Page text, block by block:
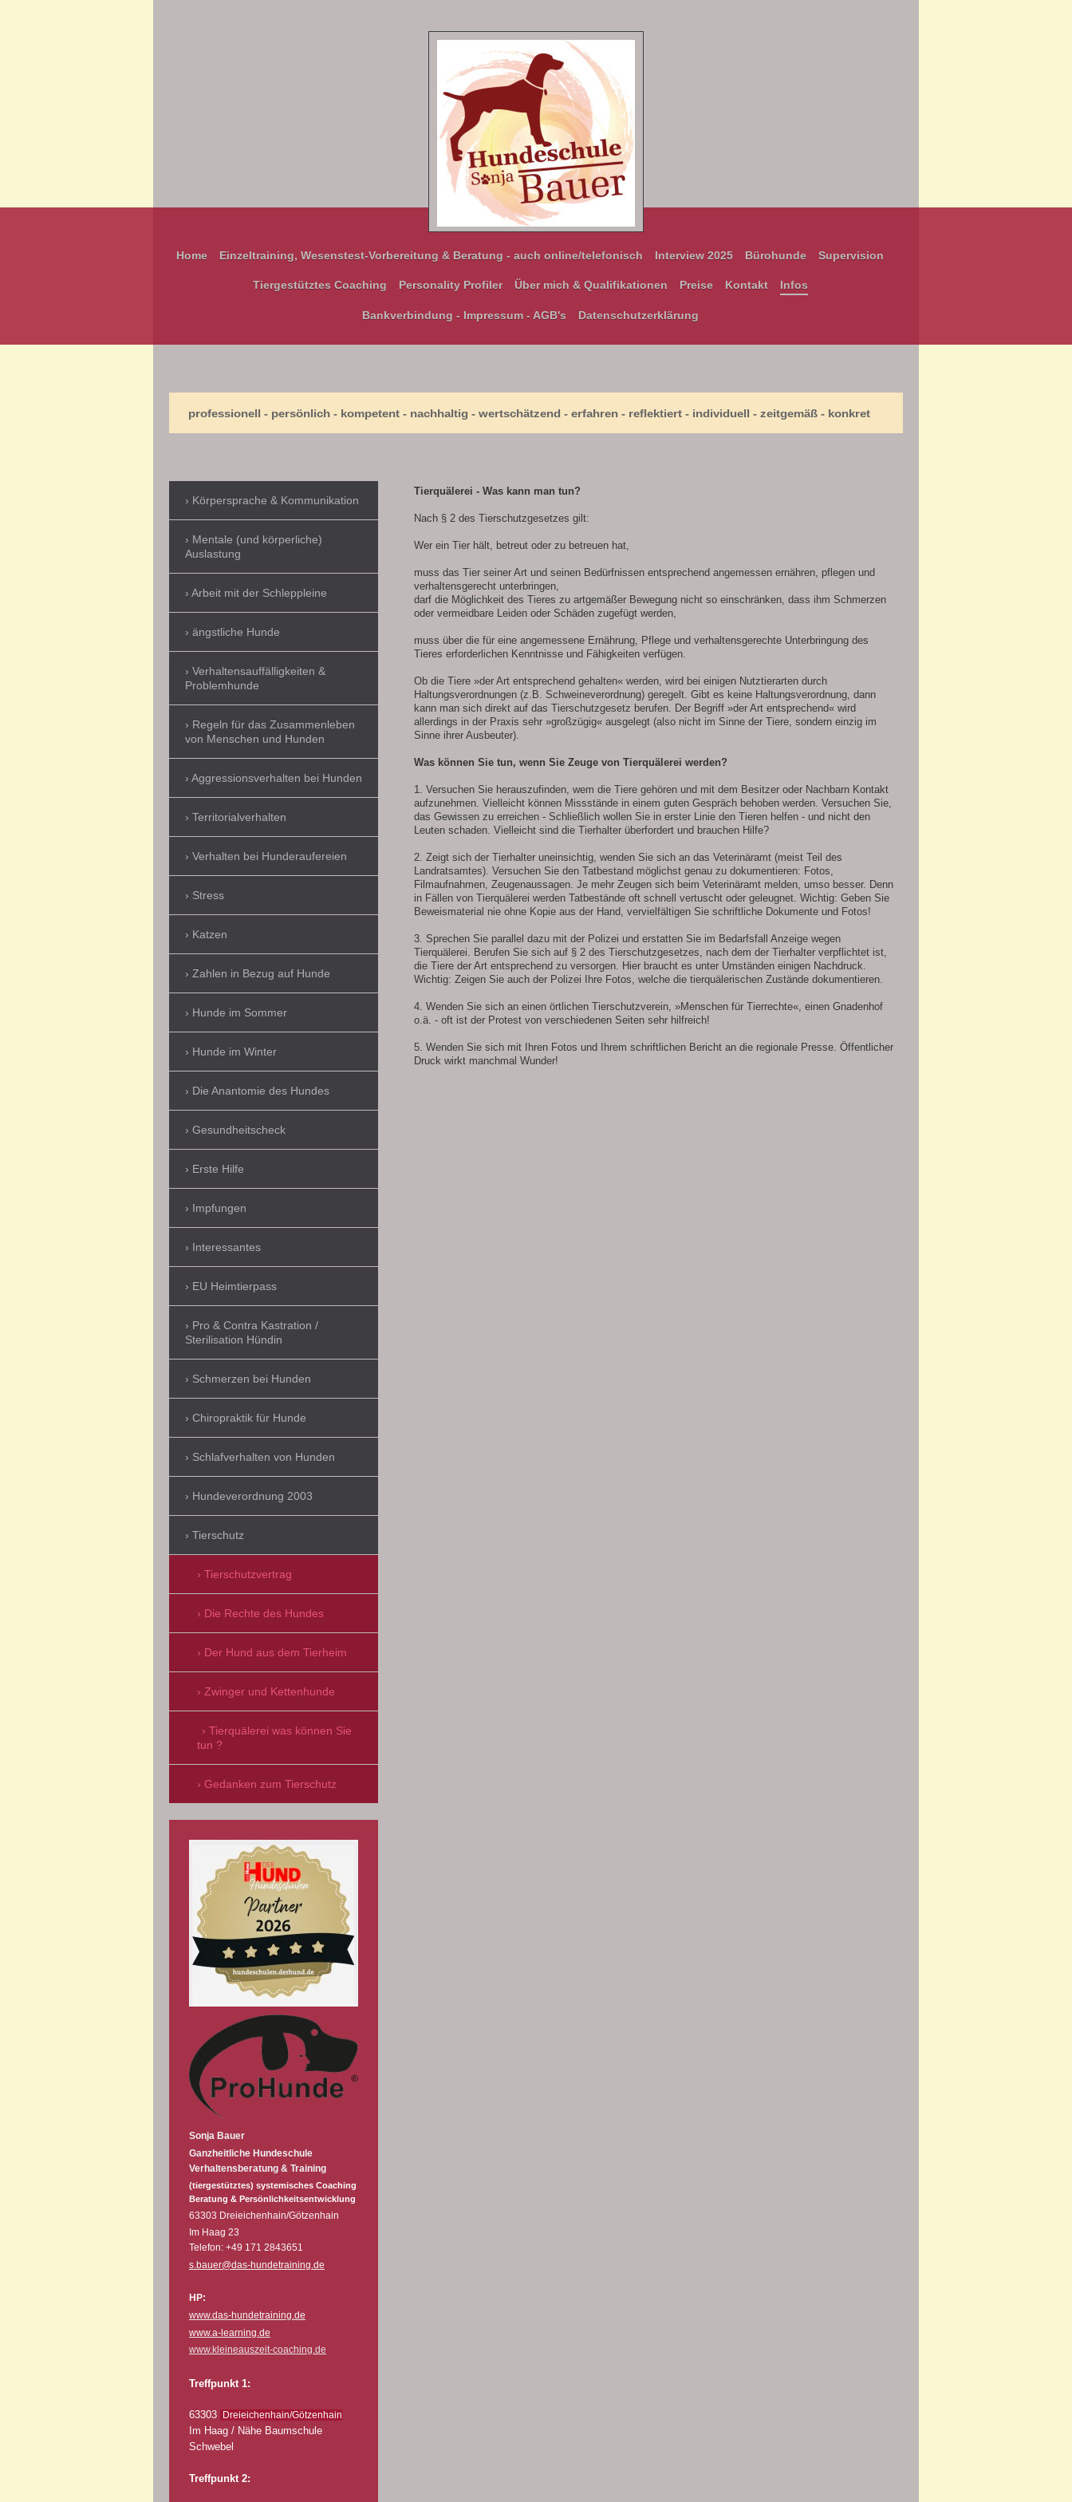
Home Einzeltraining, Wesenstest-Vorbereitung & Beratung - auch online/telefonisch Interview 2025 Bürohunde Supervision
Tiergestütztes Coaching Personality Profiler Über mich & Qualifikationen Preise Kontakt Infos
Bankverbindung - Impressum - AGB's Datenschutzerklärung
professionell - persönlich - kompetent - nachhaltig - wertschätzend - erfahren - reflektiert - individuell - zeitgemäß - konkret
Tierquälerei - Was kann man tun?
Nach § 2 des Tierschutzgesetzes gilt:
Wer ein Tier hält, betreut oder zu betreuen hat,
muss das Tier seiner Art und seinen Bedürfnissen entsprechend angemessen ernähren, pflegen und
verhaltensgerecht unterbringen,
darf die Möglichkeit des Tieres zu artgemäßer Bewegung nicht so einschränken, dass ihm Schmerzen
oder vermeidbare Leiden oder Schäden zugefügt werden,
muss über die für eine angemessene Ernährung, Pflege und verhaltensgerechte Unterbringung des
Tieres erforderlichen Kenntnisse und Fähigkeiten verfügen.
Ob die Tiere »der Art entsprechend gehalten« werden, wird bei einigen Nutztierarten durch
Haltungsverordnungen (z.B. Schweineverordnung) geregelt. Gibt es keine Haltungsverordnung, dann
kann man sich direkt auf das Tierschutzgesetz berufen. Der Begriff »der Art entsprechend« wird
allerdings in der Praxis sehr »großzügig« ausgelegt (also nicht im Sinne der Tiere, sondern einzig im
Sinne ihrer Ausbeuter).
Was können Sie tun, wenn Sie Zeuge von Tierquälerei werden?
1. Versuchen Sie herauszufinden, wem die Tiere gehören und mit dem Besitzer oder Nachbarn Kontakt
aufzunehmen. Vielleicht können Missstände in einem guten Gespräch behoben werden. Versuchen Sie,
das Gewissen zu erreichen - Schließlich wollen Sie in erster Linie den Tieren helfen - und nicht den
Leuten schaden. Vielleicht sind die Tierhalter überfordert und brauchen Hilfe?
2. Zeigt sich der Tierhalter uneinsichtig, wenden Sie sich an das Veterinäramt (meist Teil des
Landratsamtes). Versuchen Sie den Tatbestand möglichst genau zu dokumentieren: Fotos,
Filmaufnahmen, Zeugenaussagen. Je mehr Zeugen sich beim Veterinäramt melden, umso besser. Denn
in Fällen von Tierquälerei werden Tatbestände oft schnell vertuscht oder geleugnet. Wichtig: Geben Sie
Beweismaterial nie ohne Kopie aus der Hand, vervielfältigen Sie schriftliche Dokumente und Fotos!
3. Sprechen Sie parallel dazu mit der Polizei und erstatten Sie im Bedarfsfall Anzeige wegen
Tierquälerei. Berufen Sie sich auf § 2 des Tierschutzgesetzes, nach dem der Tierhalter verpflichtet ist,
die Tiere der Art entsprechend zu versorgen. Hier braucht es unter Umständen einigen Nachdruck.
Wichtig: Zeigen Sie auch der Polizei Ihre Fotos, welche die tierquälerischen Zustände dokumentieren.
4. Wenden Sie sich an einen örtlichen Tierschutzverein, »Menschen für Tierrechte«, einen Gnadenhof
o.ä. - oft ist der Protest von verschiedenen Seiten sehr hilfreich!
5. Wenden Sie sich mit Ihren Fotos und Ihrem schriftlichen Bericht an die regionale Presse. Öffentlicher
Druck wirkt manchmal Wunder!
Körpersprache & Kommunikation
Mentale (und körperliche)
Auslastung
Arbeit mit der Schleppleine
ängstliche Hunde
Verhaltensauffälligkeiten &
Problemhunde
Regeln für das Zusammenleben
von Menschen und Hunden
Aggressionsverhalten bei Hunden
Territorialverhalten
Verhalten bei Hunderaufereien
Stress
Katzen
Zahlen in Bezug auf Hunde
Hunde im Sommer
Hunde im Winter
Die Anantomie des Hundes
Gesundheitscheck
Erste Hilfe
Impfungen
Interessantes
EU Heimtierpass
Pro & Contra Kastration /
Sterilisation Hündin
Schmerzen bei Hunden
Chiropraktik für Hunde
Schlafverhalten von Hunden
Hundeverordnung 2003
Tierschutz
Tierschutzvertrag
Die Rechte des Hundes
Der Hund aus dem Tierheim
Zwinger und Kettenhunde
Tierquälerei was können Sie
tun ?
Gedanken zum Tierschutz
Sonja Bauer
Ganzheitliche Hundeschule
Verhaltensberatung & Training
(tiergestütztes) systemisches Coaching
Beratung & Persönlichkeitsentwicklung
63303 Dreieichenhain/Götzenhain
Im Haag 23
Telefon: +49 171 2843651
s.bauer@das-hundetraining.de
HP:
www.das-hundetraining.de
www.a-learning.de
www.kleineauszeit-coaching.de
Treffpunkt 1:
63303
Dreieichenhain/Götzenhain
Im Haag / Nähe Baumschule
Schwebel
Treffpunkt 2: